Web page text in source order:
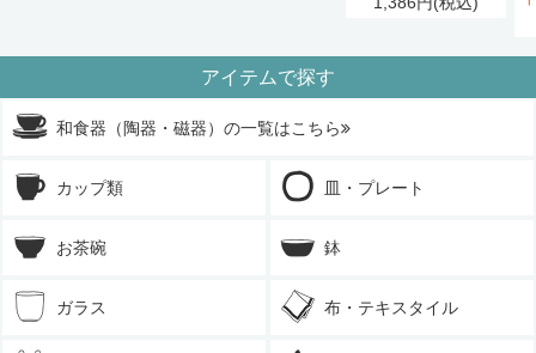
アイテムで探す
和食器（陶器・磁器）の一覧はこちら
カップ類 皿・プレート
お茶碗 鉢
ガラス 布・テキスタイル